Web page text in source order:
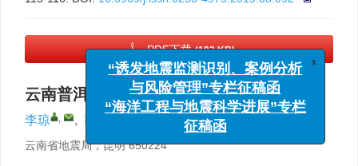
PDF下载(192 KB)
云南普洱大寨井水质群体变化初步分析
李琼 , , 胡小静
云南省地震局，昆明 650224
x
“诱发地震监测识别、案例分析
与风险管理”专栏征稿函
“海洋工程与地震科学进展”专栏
征稿函